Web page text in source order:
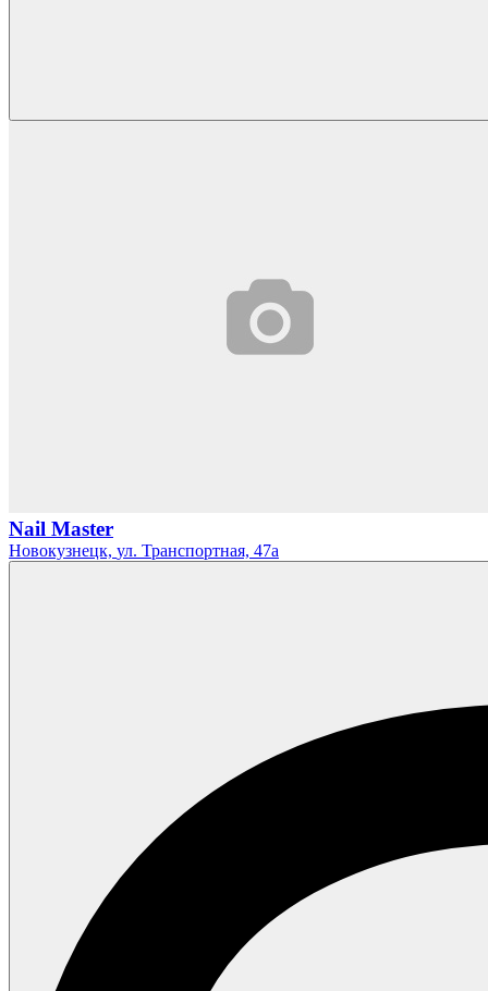
Nail Master
Новокузнецк, ул. Транспортная, 47а